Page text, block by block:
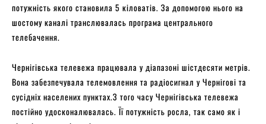
потужність якого становила 5 кіловатів. За допомогою нього на
шостому каналі транслювалась програма центрального
телебачення.
Чернігівська телевежа працювала у діапазоні шістдесяти метрів.
Вона забезпечувала телемовлення та радіосигнал у Чернігові та
сусідніх населених пунктах.З того часу Чернігівська телевежа
постійно удосконалювалась. Її потужність росла, так само як і